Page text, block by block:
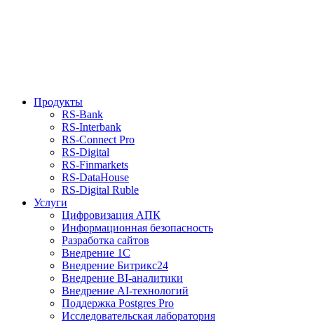
Продукты
RS‑Bank
RS‑Interbank
RS‑Connect Pro
RS‑Digital
RS‑Finmarkets
RS‑DataHouse
RS‑Digital Ruble
Услуги
Цифровизация АПК
Информационная безопасность
Разработка сайтов
Внедрение 1С
Внедрение Битрикс24
Внедрение BI‑аналитики
Внедрение AI‑технологий
Поддержка Postgres Pro
Исследовательская лаборатория